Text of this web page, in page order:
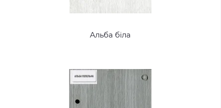
Альба біла